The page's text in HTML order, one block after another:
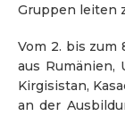
Gruppen leiten
Vom 2. bis zum
aus Rumänien,
Kirgisistan,
an der